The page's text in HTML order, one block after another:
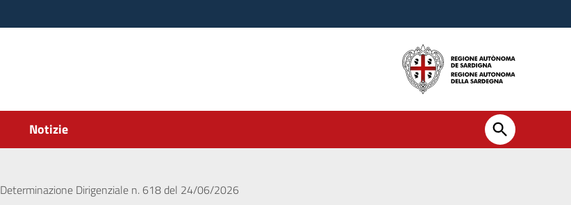
Notizie
Determinazione Dirigenziale n. 618 del 24/06/2026